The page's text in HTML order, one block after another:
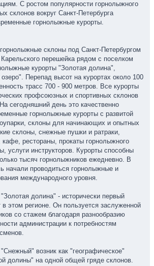
С ростом популярности горнолыжного
склонов вокруг Санкт-Петербурга
горнолыжные курорты.
склоны под Санкт-Петербургом
перешейка рядом с поселком
курорты "Золотая долина",
Перепад высот на курортах около 100
трасс 700 - 900 метров. Все курорты
профсоюзных и спортивных склонов
сегодняшний день это качественно
горнолыжные курорты с развитой
склоны для начинающих и опытных
склоны, снежные пушки и ратраки,
кафе, рестораны, прокаты горнолыжного
услуги инструкторов. Курорты способны
тысяч горнолыжников ежедневно. В
начали проводиться горнолыжные и
международного уровня.
долина" - исторически первый
в этом регионе. Он пользуется заслуженной
со стажем благодаря разнообразию
администрации к потребностям
возник как "географическое"
долины" на одной общей гряде склонов.